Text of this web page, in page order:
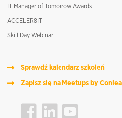
IT Manager of Tomorrow Awards
ACCELER8IT
Skill Day Webinar
Sprawdź kalendarz szkoleń
Zapisz się na Meetups by Conlea